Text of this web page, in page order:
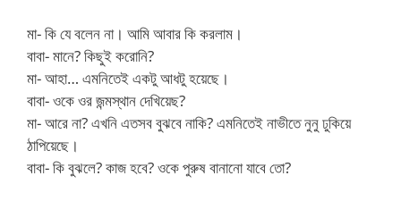
মা- কি যে বলেন না। আমি আবার কি করলাম।
বাবা- মানে? কিছুই করোনি?
মা- আহা… এমনিতেই একটু আধটু হয়েছে।
বাবা- ওকে ওর জন্মস্থান দেখিয়েছ?
মা- আরে না? এখনি এতসব বুঝবে নাকি? এমনিতেই নাভীতে নুনু ঢুকিয়ে
ঠাপিয়েছে।
বাবা- কি বুঝলে? কাজ হবে? ওকে পুরুষ বানানো যাবে তো?